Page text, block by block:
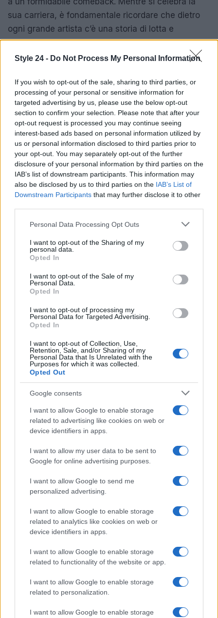
Style 24 - Do Not Process My Personal Information
If you wish to opt-out of the sale, sharing to third parties, or
processing of your personal or sensitive information for
targeted advertising by us, please use the below opt-out
section to confirm your selection. Please note that after your
opt-out request is processed you may continue seeing
interest-based ads based on personal information utilized by
us or personal information disclosed to third parties prior to
your opt-out. You may separately opt-out of the further
disclosure of your personal information by third parties on the
IAB’s list of downstream participants. This information may
also be disclosed by us to third parties on the IAB’s List of
Downstream Participants that may further disclose it to other
Please note that this website/app uses one or more Google
not limited to your visit or usage behaviour. You may click to
grant or deny consent to Google and its third-party tags to
use your data for below specified purposes in below Google
consent section.
Personal Data Processing Opt Outs
I want to opt-out of the Sharing of my
personal data.
Opted In
I want to opt-out of the Sale of my
Personal Data.
Opted In
I want to opt-out of processing my
Personal Data for Targeted Advertising.
Opted In
I want to opt-out of Collection, Use,
Retention, Sale, and/or Sharing of my
Personal Data that Is Unrelated with the
Purposes for which it was collected.
Opted Out
Google consents
I want to allow Google to enable storage
related to advertising like cookies on web or
device identifiers in apps.
I want to allow my user data to be sent to
Google for online advertising purposes.
I want to allow Google to send me
personalized advertising.
I want to allow Google to enable storage
related to analytics like cookies on web or
device identifiers in apps.
I want to allow Google to enable storage
related to functionality of the website or app.
I want to allow Google to enable storage
related to personalization.
I want to allow Google to enable storage
sua carriera, è fondamentale ricordare che dietro
ogni grande artista c’è una storia di lotta e
successo.
AUTORE
Staff
Continua a leggere
LIFESTYLE
Scopri Noto: guida alla città barocca più elegante della
Matteo Pellegrino · 9 Ago 2026
BENESSERE